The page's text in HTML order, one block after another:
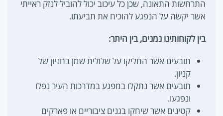
התרחשות התאונה, שכן כל עיכוב יכול להוביל לנזק ראייתי
אשר יקשה על הנפגע להוכיח את תביעתו.
בין לקוחותינו נמנים, בין היתר:
תובעים אשר החליקו על שלולית שמן בחניון של
קניון.
תובעים אשר נתקלו במפגע במדרכות העיר נפלו
ונפגעו.
קטינים אשר שיחקו בגנים ציבוריים או פארקים